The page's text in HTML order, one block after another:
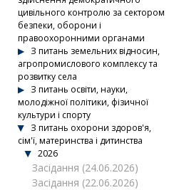
цивільного контролю за сектором
безпеки, оборони і
правоохоронними органами
З питань земельних відносин,
агропромислового комплексу та
розвитку села
З питань освіти, науки,
молодіжної політики, фізичної
культури і спорту
З питань охорони здоров'я,
сім'ї, материнства і дитинства
2026
Засідання (24.06.2026)
Засідання (22.06.2026)